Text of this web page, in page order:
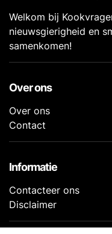
Welkom bij
nieuwsgierigheid en
samenkomen!
Over ons
Over ons
Contact
Informatie
Contacteer ons
Disclaimer